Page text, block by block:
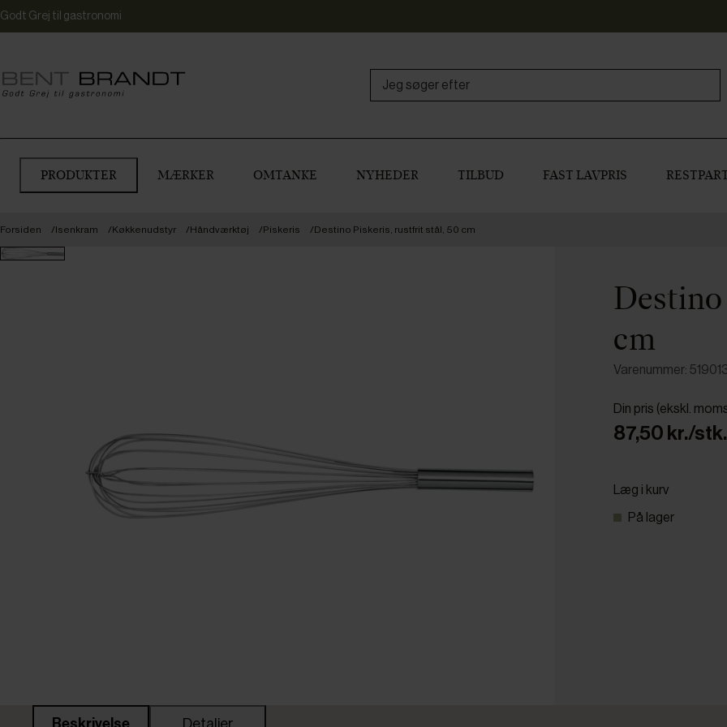
Godt Grej til gastronomi
PRODUKTER MÆRKER OMTANKE NYHEDER TILBUD FAST LAVPRIS
Forsiden Isenkram Køkkenudstyr Håndværktøj Piskeris Destino Piskeris, rustfrit stål, 50 cm
cm
Varenummer:
Din pris (ekskl.
87,50 kr./stk.
Læg i kurv
På lager
Beskrivelse Detaljer